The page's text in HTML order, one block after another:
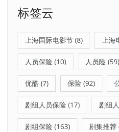
标签云
上海国际电影节 (8) 上海
人员保险 (10) 人员险 (59)
优酷 (7) 保险 (92)
剧组人员保险 (17) 剧组
剧组保险 (163) 剧集推荐